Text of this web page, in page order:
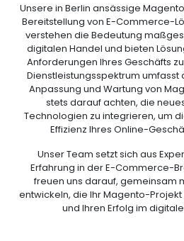
Unsere in Berlin ansässige
Bereitstellung von E-Commerce-
verstehen die Bedeutung
digitalen Handel und bieten
Anforderungen Ihres Geschäfts
Dienstleistungsspektrum umfasst
Anpassung und Wartung von
stets darauf achten, die
Technologien zu integrieren, um
Effizienz Ihres Online-
Unser Team setzt sich aus
Erfahrung in der E-Commerce-
freuen uns darauf, gemeinsam
entwickeln, die Ihr Magento-
und Ihren Erfolg im